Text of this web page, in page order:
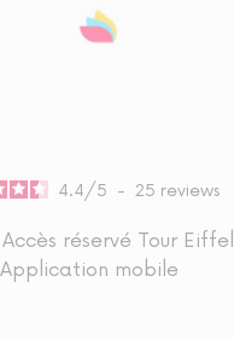
4.4/5 - 25 reviews
réservé Tour Eiffel
mobile